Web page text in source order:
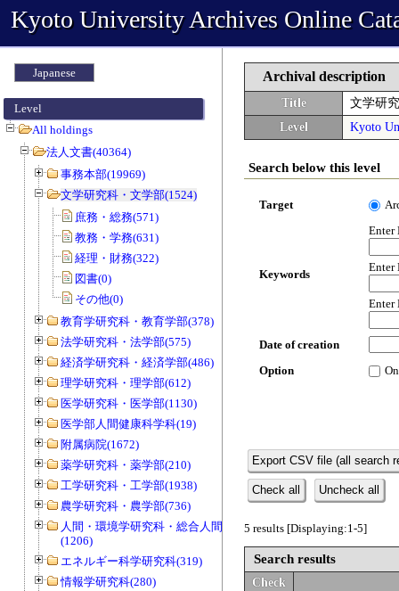
Kyoto University Archives Online
Japanese
Level
All holdings
法人文書(40364)
事務本部(19969)
文学研究科・文学部(1524)
庶務・総務(571)
教務・学務(631)
経理・財務(322)
図書(0)
その他(0)
教育学研究科・教育学部(378)
法学研究科・法学部(575)
経済学研究科・経済学部(486)
理学研究科・理学部(612)
医学研究科・医学部(1130)
医学部人間健康科学科(19)
附属病院(1672)
薬学研究科・薬学部(210)
工学研究科・工学部(1938)
農学研究科・農学部(736)
人間・環境学研究科・総合人間学部
(1206)
エネルギー科学研究科(319)
情報学研究科(280)
Archival description
Title
文学研
Level
Kyoto
Search below this level
Target
Keywords
Enter
Enter
Enter
Date of creation
Option
Export CSV file (all search
Check all Uncheck all
5 results [Displaying:1-5]
Search results
Check